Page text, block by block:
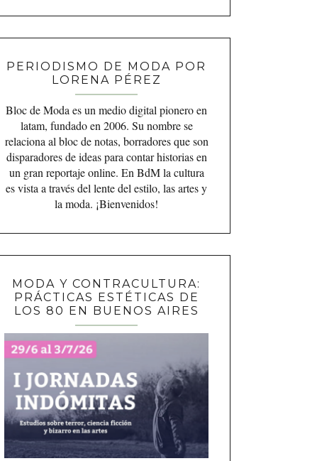
PERIODISMO DE MODA POR
LORENA PÉREZ
Bloc de Moda es un medio digital pionero en
latam, fundado en 2006. Su nombre se
relaciona al bloc de notas, borradores que son
disparadores de ideas para contar historias en
un gran reportaje online. En BdM la cultura
es vista a través del lente del estilo, las artes y
la moda. ¡Bienvenidos!
MODA Y CONTRACULTURA:
PRÁCTICAS ESTÉTICAS DE
LOS 80 EN BUENOS AIRES